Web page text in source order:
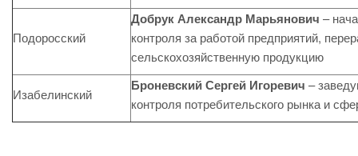
Подоросский
Добрук Александр Марьянович –
контроля за работой предприятий,
сельскохозяйственную продукцию
Изабелинский
Броневский Сергей Игоревич –
контроля потребительского рынка и